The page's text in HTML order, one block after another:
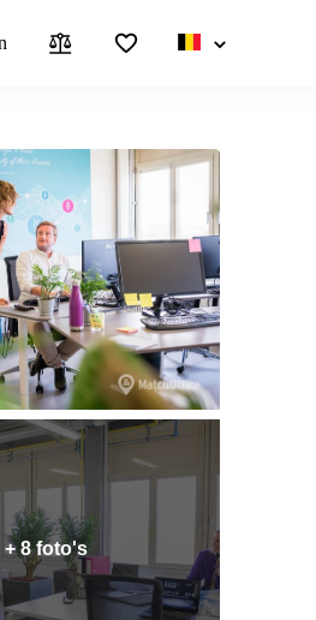
+ 8 foto's